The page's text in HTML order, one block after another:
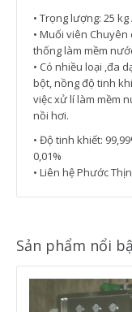
• Trọng lượng: 25 kg
• Muối viên
thống làm mềm
• Có nhiều loại ,đa
bột, nồng độ tinh
việc xử lí làm mềm
nồi hơi.
• Độ tinh khiết:
0,01%
• Liên hệ Phước
Sản phẩm nổi